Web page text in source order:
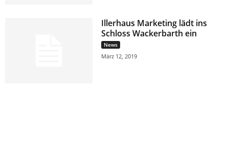
Illerhaus Marketing lädt ins
Schloss Wackerbarth ein
News
März 12, 2019